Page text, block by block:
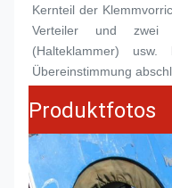
Kernteil der
Verteiler und zwei
(Halteklammer)
Übereinstimmung
Produktfotos